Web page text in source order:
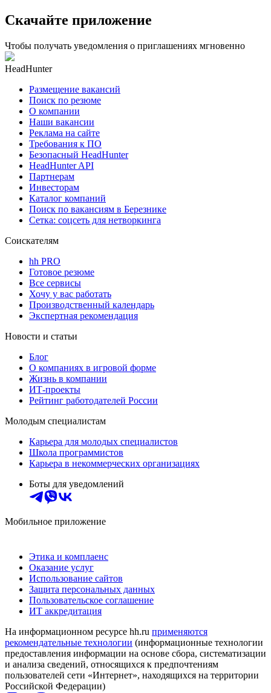
Скачайте приложение
Чтобы получать уведомления о приглашениях мгновенно
HeadHunter
Размещение вакансий
Поиск по резюме
О компании
Наши вакансии
Реклама на сайте
Требования к ПО
Безопасный HeadHunter
HeadHunter API
Партнерам
Инвесторам
Каталог компаний
Поиск по вакансиям в Березнике
Сетка: соцсеть для нетворкинга
Соискателям
hh PRO
Готовое резюме
Все сервисы
Хочу у вас работать
Производственный календарь
Экспертная рекомендация
Новости и статьи
Блог
О компаниях в игровой форме
Жизнь в компании
ИТ-проекты
Рейтинг работодателей России
Молодым специалистам
Карьера для молодых специалистов
Школа программистов
Карьера в некоммерческих организациях
Боты для уведомлений
Мобильное приложение
Этика и комплаенс
Оказание услуг
Использование сайтов
Защита персональных данных
Пользовательское соглашение
ИТ аккредитация
На информационном ресурсе hh.ru применяются
рекомендательные технологии (информационные технологии
предоставления информации на основе сбора, систематизации
и анализа сведений, относящихся к предпочтениям
пользователей сети «Интернет», находящихся на территории
Российской Федерации)